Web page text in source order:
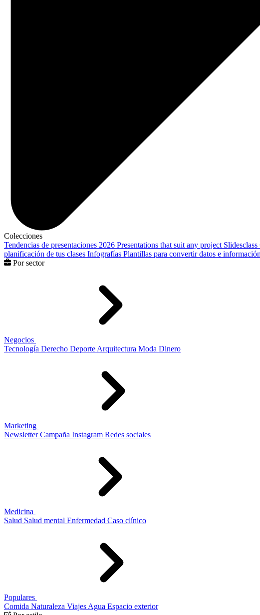
Colecciones
Tendencias de presentaciones 2026 Presentations that suit any project Slidesclass
planificación de tus clases Infografías Plantillas para convertir datos e
Por sector
Negocios
Tecnología Derecho Deporte Arquitectura Moda Dinero
Marketing
Newsletter Campaña Instagram Redes sociales
Medicina
Salud Salud mental Enfermedad Caso clínico
Populares
Comida Naturaleza Viajes Agua Espacio exterior